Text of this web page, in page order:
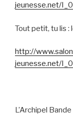
jeunesse.net/
Tout petit, tu lis
http://
jeunesse.net/
L’Archipel